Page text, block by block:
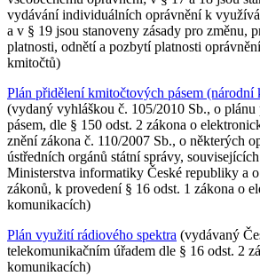
vydávání individuálních oprávnění k
a v § 19 jsou stanoveny zásady pro změnu,
platnosti, odnětí a pozbytí platnosti
kmitočtů)
Plán přidělení kmitočtových pásem (národní
(vydaný vyhláškou č. 105/2010 Sb., o
pásem, dle § 150 odst. 2 zákona o
znění zákona č. 110/2007 Sb., o některých
ústředních orgánů státní správy,
Ministerstva informatiky České republiky a
zákonů, k provedení § 16 odst. 1 zákona o
komunikacích)
Plán využití rádiového spektra (vydávaný
telekomunikačním úřadem dle § 16 odst. 2
komunikacích)